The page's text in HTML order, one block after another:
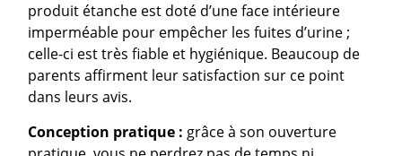
produit étanche est doté d’une face intérieure
imperméable pour empêcher les fuites d’urine ;
celle-ci est très fiable et hygiénique. Beaucoup de
parents affirment leur satisfaction sur ce point
dans leurs avis.
Conception pratique : grâce à son ouverture